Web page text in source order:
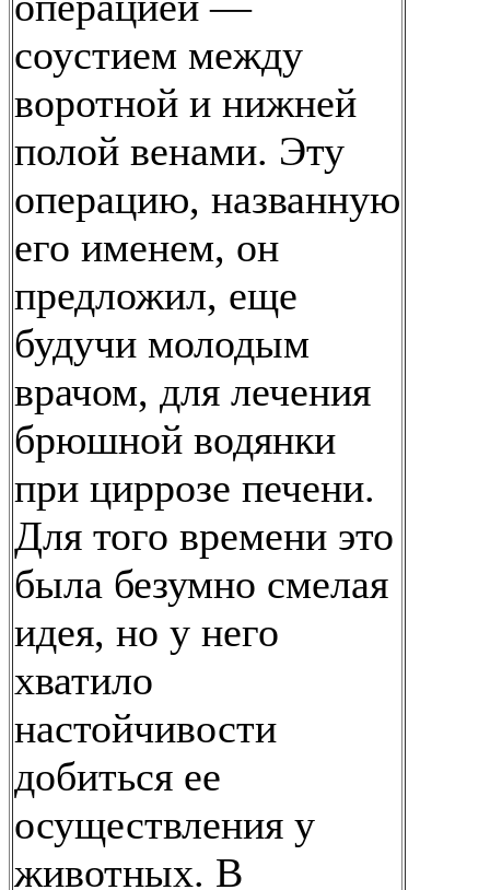
соустием между
воротной и нижней
полой венами. Эту
операцию, названную
его именем, он
предложил, еще
будучи молодым
врачом, для лечения
брюшной водянки
при циррозе печени.
Для того времени это
была безумно смелая
идея, но у него
хватило
настойчивости
добиться ее
осуществления у
животных. В